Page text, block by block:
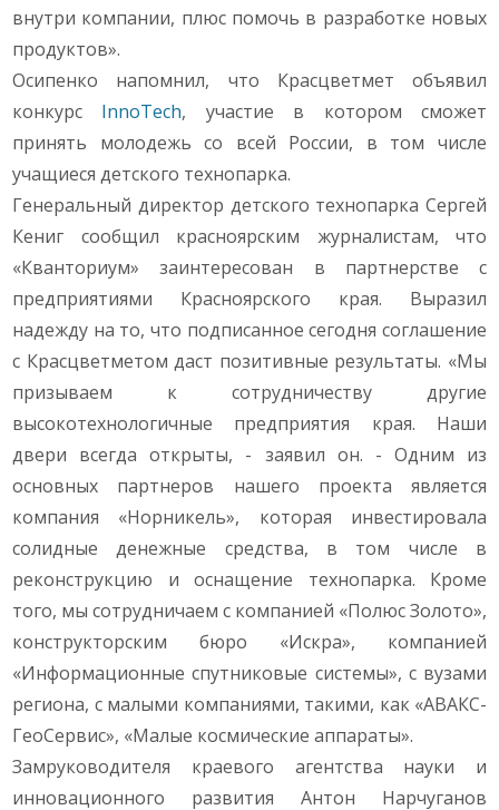
внутри компании, плюс помочь в разработке новых
продуктов».
Осипенко напомнил, что Красцветмет объявил
конкурс InnoTech, участие в котором сможет
принять молодежь со всей России, в том числе
учащиеся детского технопарка.
Генеральный директор детского технопарка Сергей
Кениг сообщил красноярским журналистам, что
«Кванториум» заинтересован в партнерстве с
предприятиями Красноярского края. Выразил
надежду на то, что подписанное сегодня соглашение
с Красцветметом даст позитивные результаты. «Мы
призываем к сотрудничеству другие
высокотехнологичные предприятия края. Наши
двери всегда открыты, - заявил он. - Одним из
основных партнеров нашего проекта является
компания «Норникель», которая инвестировала
солидные денежные средства, в том числе в
реконструкцию и оснащение технопарка. Кроме
того, мы сотрудничаем с компанией «Полюс Золото»,
конструкторским бюро «Искра», компанией
«Информационные спутниковые системы», с вузами
региона, с малыми компаниями, такими, как «АВАКС-
ГеоСервис», «Малые космические аппараты».
Замруководителя краевого агентства науки и
инновационного развития Антон Нарчуганов